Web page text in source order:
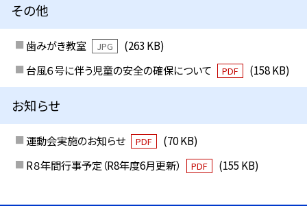
その他
歯みがき教室 JPG
(263 KB)
台風６号に伴う児童の安全の確保について
PDF (158 KB)
お知らせ
運動会実施のお知らせ PDF
(70 KB)
R８年間行事予定（R8年度6月更新）
PDF (155 KB)